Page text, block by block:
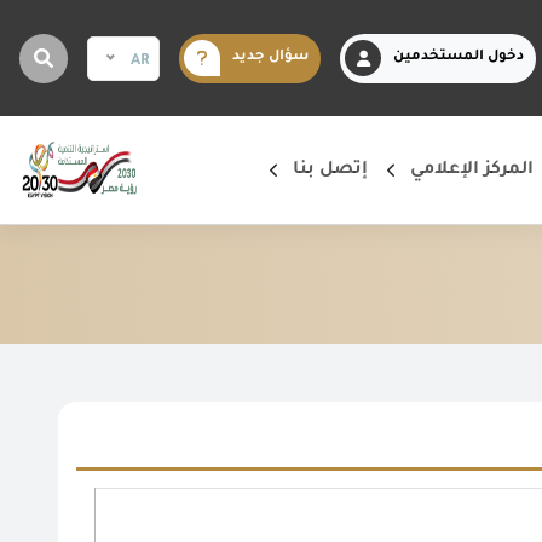
دخول المستخدمين سؤال جديد AR
المركز الإعلامي إتصل بنا